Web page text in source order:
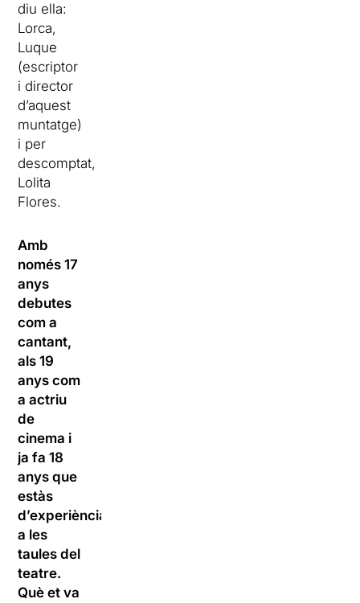
diu ella:
Lorca,
Luque
(escriptor
i director
d’aquest
muntatge)
i per
descomptat,
Lolita
Flores.
Amb
només 17
anys
debutes
com a
cantant,
als 19
anys com
a actriu
de
cinema i
ja fa 18
anys que
estàs
d’experiència
a les
taules del
teatre.
Què et va